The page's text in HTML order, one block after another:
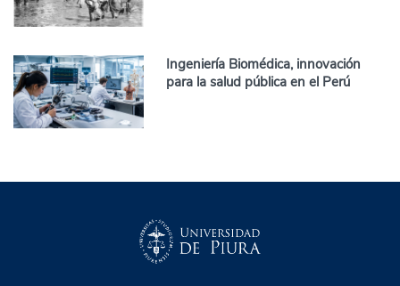
Ingeniería Biomédica, innovación
para la salud pública en el Perú